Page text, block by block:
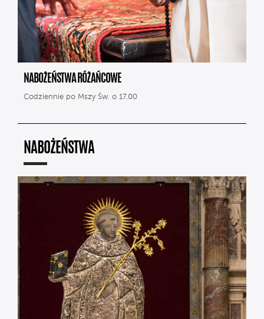
NABOŻEŃSTWA RÓŻAŃCOWE
Codziennie po Mszy Św. o 17.00
NABOŻEŃSTWA